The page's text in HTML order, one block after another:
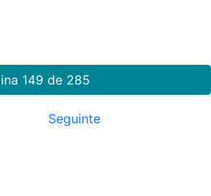
149 de 285
Seguinte